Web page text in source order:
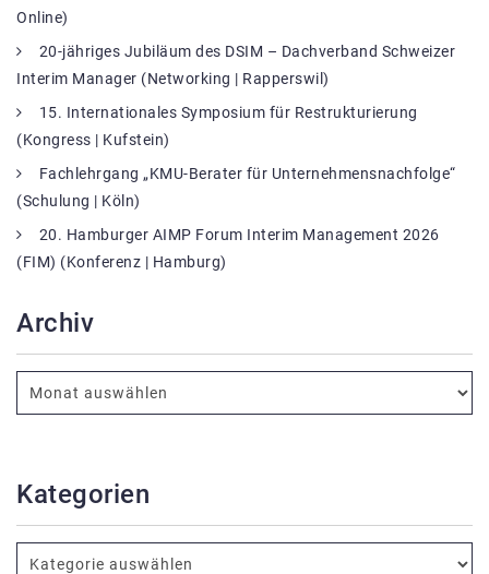
Online)
20-jähriges Jubiläum des DSIM – Dachverband Schweizer
Interim Manager (Networking | Rapperswil)
15. Internationales Symposium für Restrukturierung
(Kongress | Kufstein)
Fachlehrgang „KMU-Berater für Unternehmensnachfolge“
(Schulung | Köln)
20. Hamburger AIMP Forum Interim Management 2026
(FIM) (Konferenz | Hamburg)
Archiv
Kategorien